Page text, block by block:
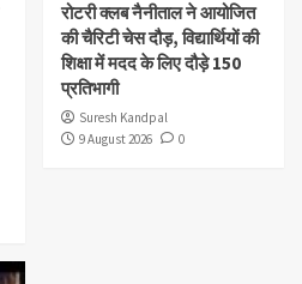
रोटरी क्लब नैनीताल ने आयोजित
की चैरिटी चेस दौड़, विद्यार्थियों की
शिक्षा में मदद के लिए दौड़े 150
प्रतिभागी
Suresh Kandpal
9 August 2026
0